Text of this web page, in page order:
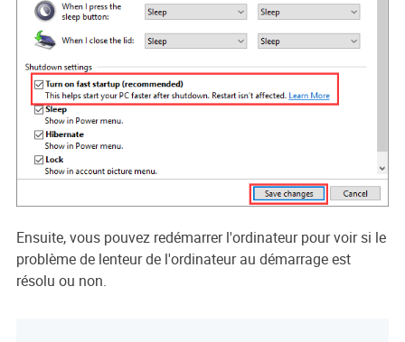
Ensuite, vous pouvez redémarrer l'ordinateur pour voir si le
problème de lenteur de l'ordinateur au démarrage est
résolu ou non.